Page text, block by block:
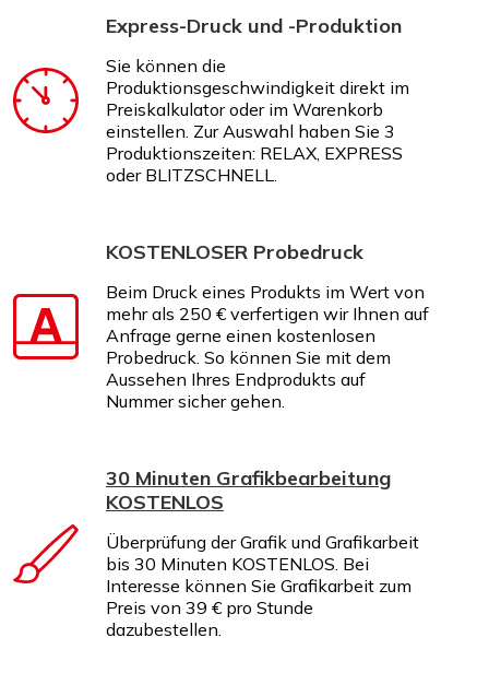
Express-Druck und -Produktion
Sie können die
Produktionsgeschwindigkeit direkt im
Preiskalkulator oder im Warenkorb
einstellen. Zur Auswahl haben Sie 3
Produktionszeiten: RELAX, EXPRESS
oder BLITZSCHNELL.
KOSTENLOSER Probedruck
Beim Druck eines Produkts im Wert von
mehr als 250 € verfertigen wir Ihnen auf
Anfrage gerne einen kostenlosen
Probedruck. So können Sie mit dem
Aussehen Ihres Endprodukts auf
Nummer sicher gehen.
30 Minuten Grafikbearbeitung
KOSTENLOS
Überprüfung der Grafik und Grafikarbeit
bis 30 Minuten KOSTENLOS. Bei
Interesse können Sie Grafikarbeit zum
Preis von 39 € pro Stunde
dazubestellen.